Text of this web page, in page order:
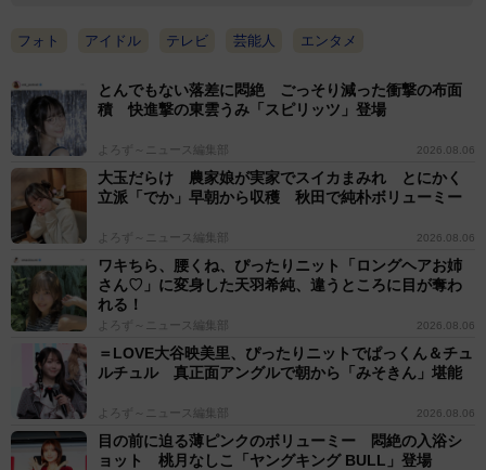
フォト アイドル テレビ 芸能人 エンタメ
とんでもない落差に悶絶 ごっそり減った衝撃の布面
積 快進撃の東雲うみ「スピリッツ」登場
よろず～ニュース編集部 2026.08.06
大玉だらけ 農家娘が実家でスイカまみれ とにかく
立派「でか」早朝から収穫 秋田で純朴ボリューミー
よろず～ニュース編集部 2026.08.06
ワキちら、腰くね、ぴったりニット「ロングヘアお姉
さん♡」に変身した天羽希純、違うところに目が奪わ
れる！
よろず～ニュース編集部 2026.08.06
＝LOVE大谷映美里、ぴったりニットでぱっくん＆チュ
ルチュル 真正面アングルで朝から「みそきん」堪能
よろず～ニュース編集部 2026.08.06
目の前に迫る薄ピンクのボリューミー 悶絶の入浴シ
ョット 桃月なしこ「ヤングキング BULL」登場